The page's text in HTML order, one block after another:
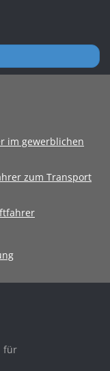
im gewerblichen
zum Transport
für